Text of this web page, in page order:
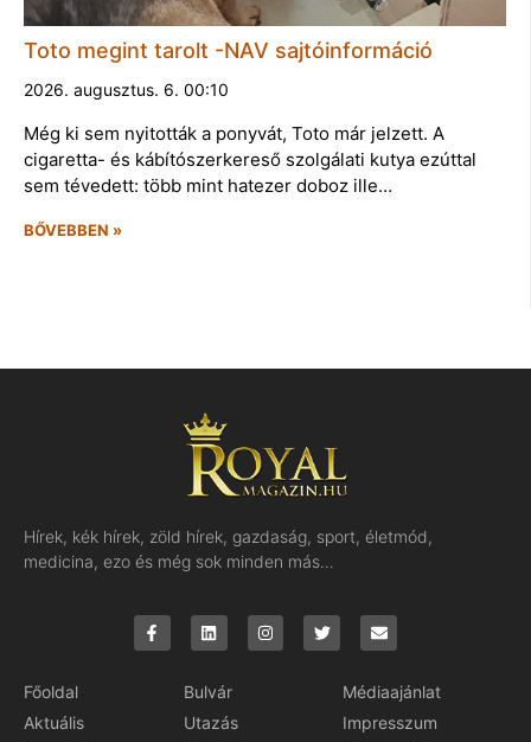
Toto megint tarolt -NAV sajtóinformáció
2026. augusztus. 6. 00:10
Még ki sem nyitották a ponyvát, Toto már jelzett. A
cigaretta- és kábítószerkereső szolgálati kutya ezúttal
sem tévedett: több mint hatezer doboz ille…
BŐVEBBEN »
Hírek, kék hírek, zöld hírek, gazdaság, sport, életmód,
medicina, ezo és még sok minden más…
Főoldal
Aktuális
Bulvár
Utazás
Médiaajánlat
Impresszum